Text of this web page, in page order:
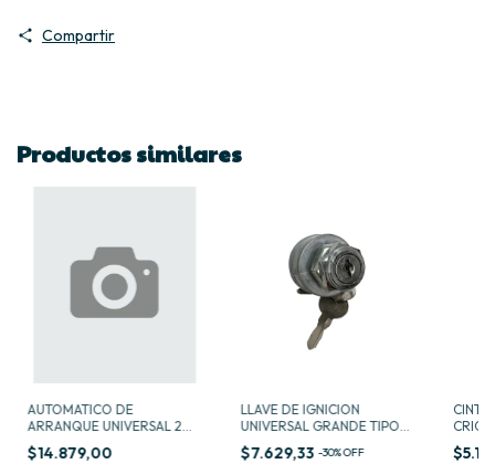
Compartir
Productos similares
AUTOMATICO DE
ARRANQUE UNIVERSAL 2
SALIDAS 24V -
$14.879,00
LLAVE DE IGNICION
UNIVERSAL GRANDE TIPO
USA
$7.629,33-30%OFF
CINTA